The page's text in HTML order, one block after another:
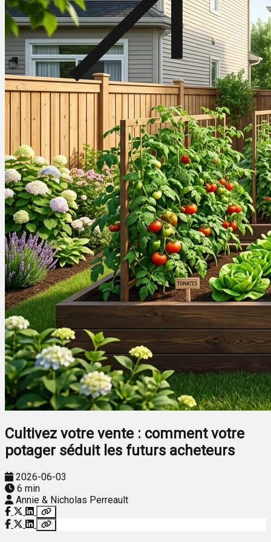
Cultivez votre vente : comment votre
potager séduit les futurs acheteurs
2026-06-03
6 min
Annie & Nicholas Perreault